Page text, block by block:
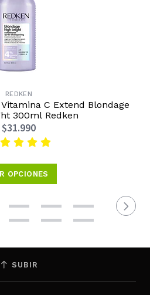
REDKEN
C Extend Blondage
300ml Redken
$31.990
OPCIONES
SUBIR